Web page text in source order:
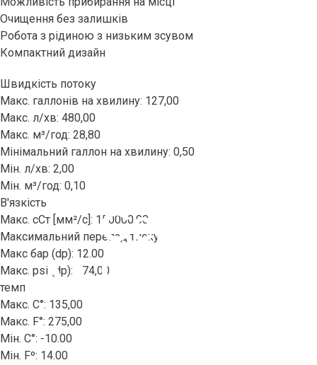
Серія
ALLCLEAN
Очищення без залишків
Робота з рідиною з низьким зсувом
Компактний дизайн
Швидкість потоку
Макс. галлонів на хвилину: 127,00
Макс. л/хв: 480,00
Макс. м³/год: 28,80
Мінімальний галлон на хвилину: 0,50
Мін. л/хв: 2,00
Мін. м³/год: 0,10
В'язкість
Макс. сСт [мм²/с]: 150000,00
Максимальний перепад тиску
Макс бар (dp): 12.00
Макс. psi (dp): 174,00
темп
Макс. C°: 135,00
Макс. F°: 275,00
Мін. C°: -10.00
Мін. Fº: 14.00